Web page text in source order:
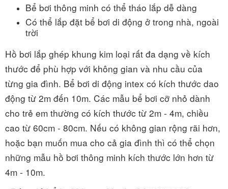
Bể bơi thông minh có thể tháo lắp dễ dàng
Có thể lắp đặt bể bơi di động ở trong nhà, ngoài
trời
Hồ bơi lắp ghép khung kim loại rất đa dạng về kích
thước để phù hợp với không gian và nhu cầu của
từng gia đình. Bể bơi di động intex có kích thước dao
động từ 2m đến 10m. Các mẫu bể bơi cỡ nhỏ dành
cho trẻ em thường có kích thước từ 2m - 4m, chiều
cao từ 60cm - 80cm. Nếu có không gian rộng rãi hơn,
hoặc bạn muốn mua cho cả gia đình thì có thể chọn
những mẫu hồ bơi thông minh kích thước lớn hơn từ
4m - 10m.